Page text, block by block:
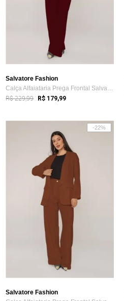
Salvatore Fashion
Calça Alfaiataria Prega Frontal Salvator...
R$ 229,99 R$ 179,99
-22%
Salvatore Fashion